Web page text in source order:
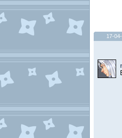
17-